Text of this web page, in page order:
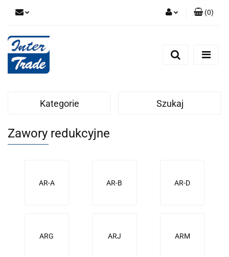
Zarejestruj się
(0)
Kategorie Szukaj
Zawory redukcyjne
AR-A AR-B AR-D
ARG ARJ ARM